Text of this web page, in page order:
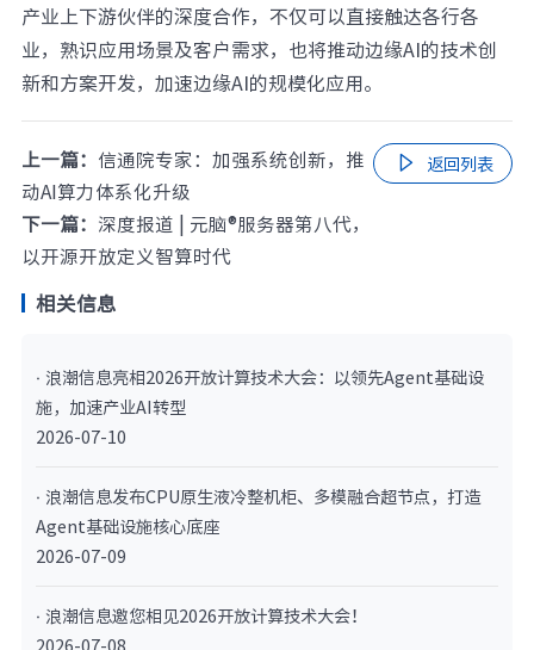
产业上下游伙伴的深度合作，不仅可以直接触达各行各
业，熟识应用场景及客户需求，也将推动边缘AI的技术创
新和方案开发，加速边缘AI的规模化应用。
上一篇： 信通院专家：加强系统创新，推
动AI算力体系化升级
下一篇： 深度报道 | 元脑®服务器第八代，
以开源开放定义智算时代
 返回列表
相关信息
· 浪潮信息亮相2026开放计算技术大会：以领先Agent基础设
施，加速产业AI转型
2026-07-10
· 浪潮信息发布CPU原生液冷整机柜、多模融合超节点，打造
Agent基础设施核心底座
2026-07-09
· 浪潮信息邀您相见2026开放计算技术大会！
2026-07-08